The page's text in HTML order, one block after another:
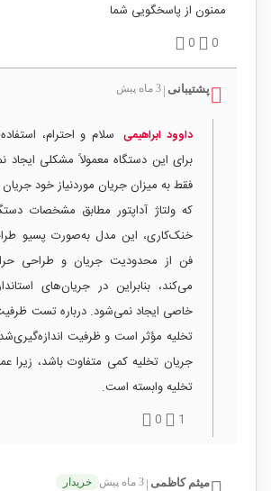
ممنون از پاسخگویی شما
0
0
پشتیبانی 3 ماه پیش
داوود ابراهیمی
برای این دستگاه معمولاً مشکلی ایجاد
فقط به میزان جریان موردنیاز خود
که ولتاژ آداپتور مطابق مشخصات
خنک‌کاری، این مدل به‌صورت پسیو
فن از محدودیت جریان و طراحی
می‌کند، بنابراین در جریان‌های
خاصی ایجاد نمی‌شود. درباره تست
تخلیه مؤثر است و ظرفیت
جریان تخلیه کمی متفاوت باشد، زیرا
تخلیه وابسته است.
1
0
میثم کاظمی 3 ماه پیش خریدار